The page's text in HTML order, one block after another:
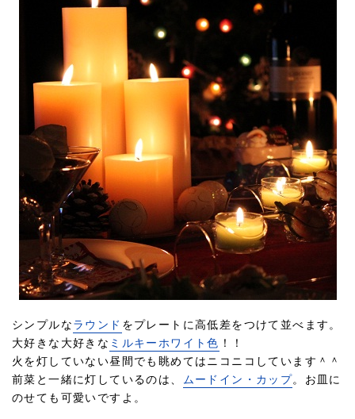
シンプルな ラウンド をプレートに高低差をつけて並べます。
大好きな大好きな ミルキーホワイト色 ！！
火を灯していない昼間でも眺めてはニコニコしています＾＾
前菜と一緒に灯しているのは、 ムードイン・カップ。お皿に
のせても可愛いですよ。